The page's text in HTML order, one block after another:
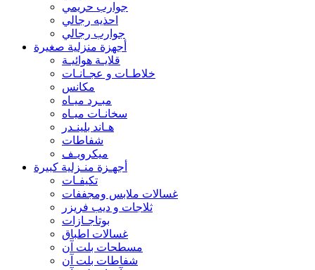
جوارب حريمي
احذيه رجالي
جوارب رجالي
أجهزة منزلية صغيرة
قلايـة هوائيـة
خلاطـات و عجـانـات
مكانس
مبـرد ميـاه
سخانـات ميـاه
هـاند بلينـدر
شفاطات
ميكرويـف
أجهـزة منـزلية كبيرة
تكيفـات
غسالات ملابس ومجففات
ثلاجات و ديب فريزر
بوتاجـازات
غسالات اطباق
مسطحات بلت آن
شفاطات بلت آن